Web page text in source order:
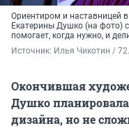
Ориентиром и наставницей
Екатерины Душко (на фото)
помогает, когда нужно, и
Источник: Илья Чикотин /
Окончившая
Душко
дизайна, но не